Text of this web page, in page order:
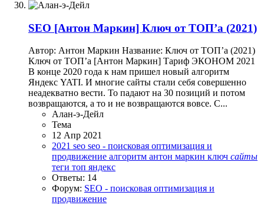
SEO [Антон Маркин] Ключ от ТОП’а (2021)
Автор: Антон Маркин Название: Ключ от ТОП’а (2021)
Ключ от ТОП’а [Антон Маркин] Тариф ЭКОНОМ 2021
В конце 2020 года к нам пришел новый алгоритм
Яндекс YATI. И многие сайты стали себя совершенно
неадекватно вести. То падают на 30 позиций и потом
возвращаются, а то и не возвращаются вовсе. С...
Алан-э-Дейл
Тема
12 Апр 2021
2021 seo seo - поисковая оптимизация и
продвижение алгоритм антон маркин ключ сайты
теги топ яндекс
Ответы: 14
Форум: SEO - поисковая оптимизация и
продвижение